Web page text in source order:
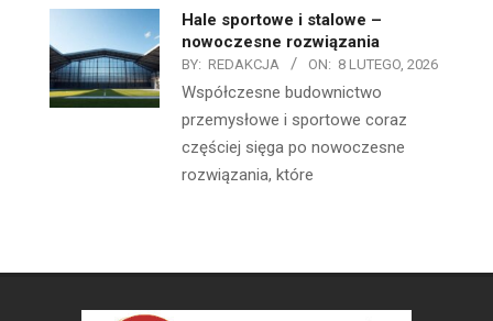
Hale sportowe i stalowe –
nowoczesne rozwiązania
BY: REDAKCJA ON: 8 LUTEGO, 2026
Współczesne budownictwo
przemysłowe i sportowe coraz
częściej sięga po nowoczesne
rozwiązania, które